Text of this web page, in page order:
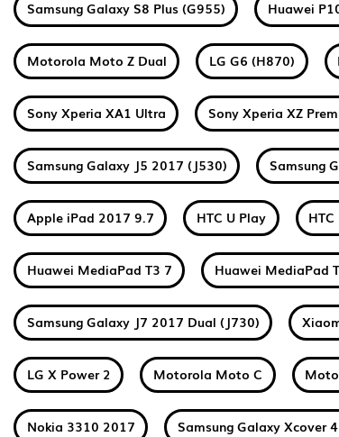
Samsung Galaxy S8 Plus (G955) Huawei
Motorola Moto Z Dual LG G6 (H870)
Sony Xperia XA1 Ultra Sony Xperia XZ
Samsung Galaxy J5 2017 (J530) Samsung
Apple iPad 2017 9.7 HTC U Play
Huawei MediaPad T3 7 Huawei MediaPad
Samsung Galaxy J7 2017 Dual (J730)
LG X Power 2 Motorola Moto C
Nokia 3310 2017 Samsung Galaxy Xcover